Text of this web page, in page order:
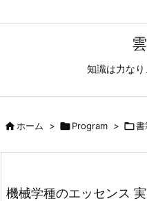
知識は力なり
ホーム > Program > 書
機械学種のエッセンス